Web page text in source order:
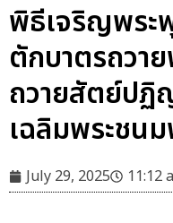
พิธีเจริญพร
ตักบาตรถวา
ถวายสัตย์ปฏิ
เฉลิมพระชน
July 29, 2025 11:12